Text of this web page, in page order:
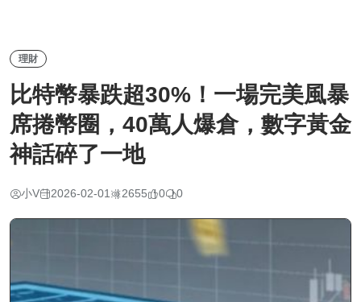
理財
比特幣暴跌超30%！一場完美風暴
席捲幣圈，40萬人爆倉，數字黃金
神話碎了一地
小V 2026-02-01 2655 0 0